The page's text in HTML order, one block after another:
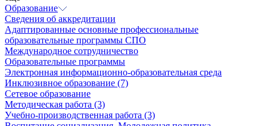
Образование
Сведения об аккредитации
Адаптированные основные профессиональные
образовательные программы СПО
Международное сотрудничество
Образовательные программы
Электронная информационно-образовательная среда
Инклюзивное образование (7)
Сетевое образование
Методическая работа (3)
Учебно-производственная работа (3)